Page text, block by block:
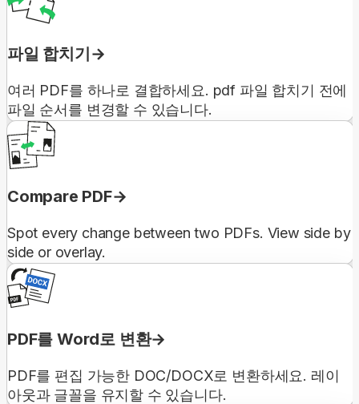
파일 합치기
여러 PDF를 하나로 결합하세요. pdf 파일 합치기 전에
파일 순서를 변경할 수 있습니다.
Compare PDF
Spot every change between two PDFs. View side by
side or overlay.
PDF를 Word로 변환
PDF를 편집 가능한 DOC/DOCX로 변환하세요. 레이
아웃과 글꼴을 유지할 수 있습니다.